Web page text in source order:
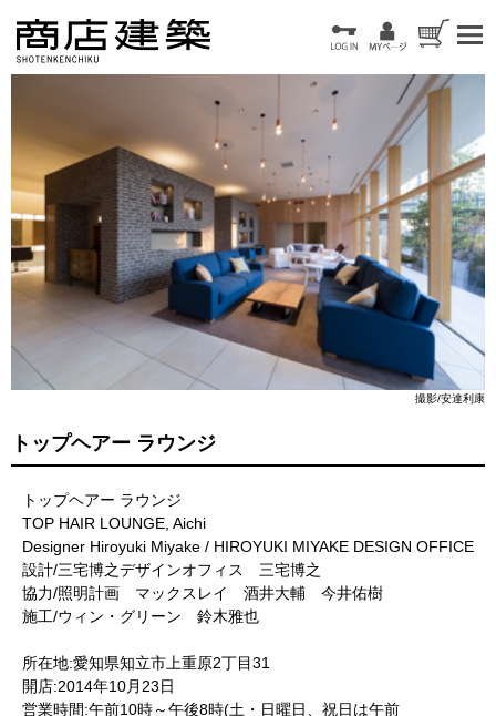
撮影/安達利康
トップヘアー ラウンジ
トップヘアー ラウンジ
TOP HAIR LOUNGE, Aichi
Designer Hiroyuki Miyake / HIROYUKI MIYAKE DESIGN OFFICE
設計/三宅博之デザインオフィス 三宅博之
協力/照明計画 マックスレイ 酒井大輔 今井佑樹
施工/ウィン・グリーン 鈴木雅也
所在地:愛知県知立市上重原2丁目31
開店:2014年10月23日
営業時間:午前10時～午後8時(土・日曜日、祝日は午前